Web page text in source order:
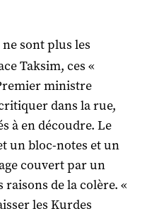
sont plus les
Taksim, ces «
ministre
dans la rue,
à en découdre. Le
un bloc-notes et un
couvert par un
de la colère. «
les Kurdes